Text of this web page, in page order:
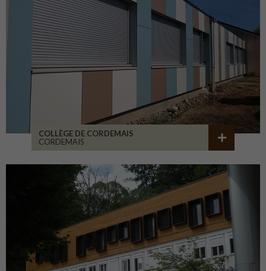
COLLÈGE DE CORDEMAIS
CORDEMAIS